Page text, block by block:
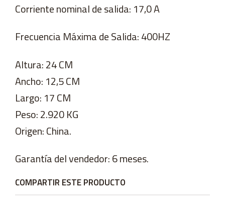
Corriente nominal de salida: 17,0 A
Frecuencia Máxima de Salida: 400HZ
Altura: 24 CM
Ancho: 12,5 CM
Largo: 17 CM
Peso: 2.920 KG
Origen: China.
Garantía del vendedor: 6 meses.
COMPARTIR ESTE PRODUCTO